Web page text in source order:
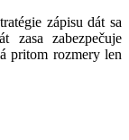
zápisu dát sa
zasa zabezpečuje
pritom rozmery len